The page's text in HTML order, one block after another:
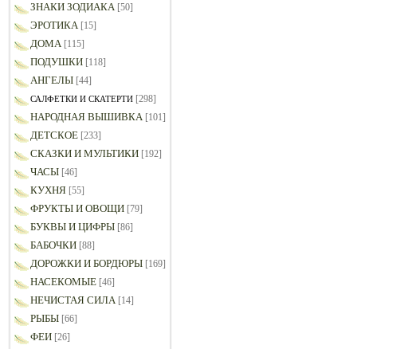
ЗНАКИ ЗОДИАКА [50]
ЭРОТИКА [15]
ДОМА [115]
ПОДУШКИ [118]
АНГЕЛЫ [44]
САЛФЕТКИ И СКАТЕРТИ [298]
НАРОДНАЯ ВЫШИВКА [101]
ДЕТСКОЕ [233]
СКАЗКИ И МУЛЬТИКИ [192]
ЧАСЫ [46]
КУХНЯ [55]
ФРУКТЫ И ОВОЩИ [79]
БУКВЫ И ЦИФРЫ [86]
БАБОЧКИ [88]
ДОРОЖКИ И БОРДЮРЫ [169]
НАСЕКОМЫЕ [46]
НЕЧИСТАЯ СИЛА [14]
РЫБЫ [66]
ФЕИ [26]